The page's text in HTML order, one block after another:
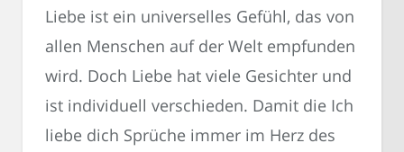
Liebe ist ein universelles Gefühl, das von
allen Menschen auf der Welt empfunden
wird. Doch Liebe hat viele Gesichter und
ist individuell verschieden. Damit die Ich
liebe dich Sprüche immer im Herz des